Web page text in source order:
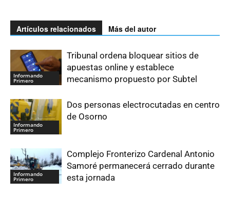
Artículos relacionados Más del autor
Informando
Primero
Tribunal ordena bloquear sitios de
apuestas online y establece
mecanismo propuesto por Subtel
Informando
Primero
Dos personas electrocutadas en centro
de Osorno
Informando
Primero
Complejo Fronterizo Cardenal Antonio
Samoré permanecerá cerrado durante
esta jornada